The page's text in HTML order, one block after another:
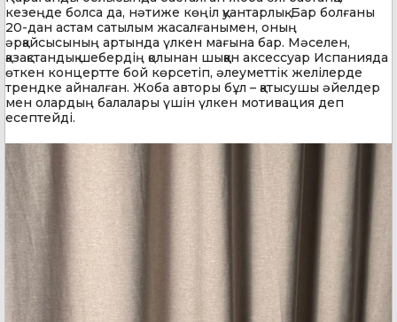
кезеңде болса да, нәтиже көңіл қуантарлық. Бар болғаны
20-дан астам сатылым жасалғанымен, оның
әрқайсысының артында үлкен мағына бар. Мәселен,
қазақстандық шебердің қолынан шыққан аксессуар Испанияда
өткен концертте бой көрсетіп, әлеуметтік желілерде
трендке айналған. Жоба авторы бұл – қатысушы әйелдер
мен олардың балалары үшін үлкен мотивация деп
есептейді.